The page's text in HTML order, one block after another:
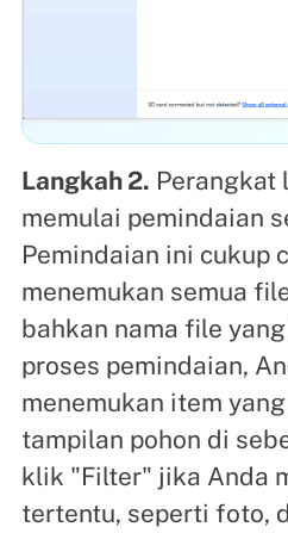
Langkah 2. Perangkat
memulai pemindaian
Pemindaian ini cukup
menemukan semua
bahkan nama file
proses pemindaian,
menemukan item
tampilan pohon di
klik "Filter" jika Anda
tertentu, seperti foto,